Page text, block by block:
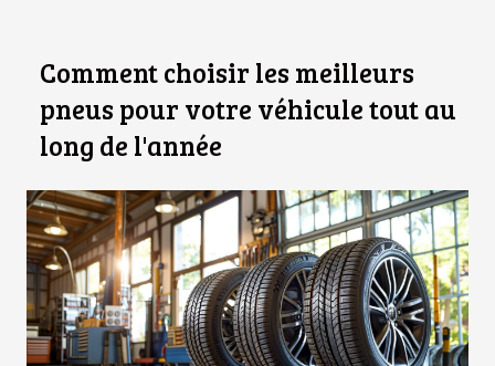
Comment choisir les meilleurs
pneus pour votre véhicule tout au
long de l'année